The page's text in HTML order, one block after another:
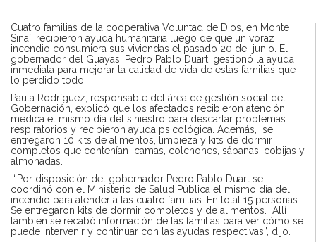
Cuatro familias de la cooperativa Voluntad de Dios, en Monte
Sinaí, recibieron ayuda humanitaria luego de que un voraz
incendio consumiera sus viviendas el pasado 20 de junio. El
gobernador del Guayas, Pedro Pablo Duart, gestionó la ayuda
inmediata para mejorar la calidad de vida de estas familias que
lo perdido todo.
Paula Rodríguez, responsable del área de gestión social del
Gobernación, explicó que los afectados recibieron atención
médica el mismo día del siniestro para descartar problemas
respiratorios y recibieron ayuda psicológica. Además, se
entregaron 10 kits de alimentos, limpieza y kits de dormir
completos que contenían camas, colchones, sábanas, cobijas y
almohadas.
“Por disposición del gobernador Pedro Pablo Duart se
coordinó con el Ministerio de Salud Pública el mismo día del
incendio para atender a las cuatro familias. En total 15 personas.
Se entregaron kits de dormir completos y de alimentos. Allí
también se recabó información de las familias para ver cómo se
puede intervenir y continuar con las ayudas respectivas”, dijo.